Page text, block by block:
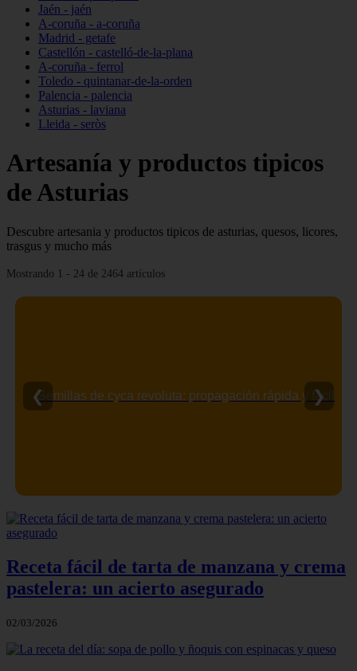
Jaén - jaén
A-coruña - a-coruña
Madrid - getafe
Castellón - castelló-de-la-plana
A-coruña - ferrol
Toledo - quintanar-de-la-orden
Palencia - palencia
Asturias - laviana
Lleida - seròs
Artesanía y productos tipicos
de Asturias
Descubre artesania y productos tipicos de asturias, quesos, licores,
trasgus y mucho más
Mostrando 1 - 24 de 2464 artículos
Semillas de cyca revoluta: propagación rápida y fácil
❮ ❯
Receta fácil de tarta de manzana y crema
pastelera: un acierto asegurado
02/03/2026